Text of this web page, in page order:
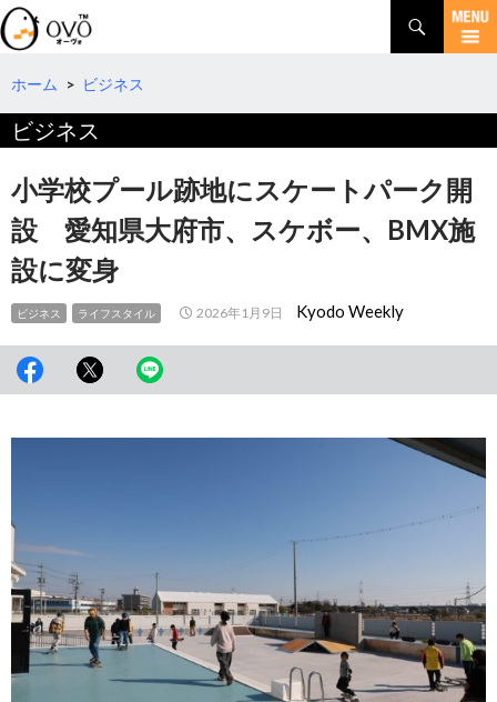
検
索
コ
テ
へ
動
ホーム > ビジネス
ビジネス
小学校プール跡地にスケートパーク開
設 愛知県大府市、スケボー、BMX施
設に変身
ビジネス ライフスタイル 2026年1月9日 Kyodo Weekly